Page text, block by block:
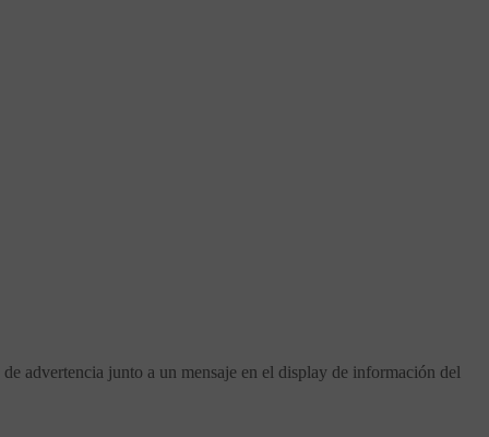
advertencia junto a un mensaje en el display de información del